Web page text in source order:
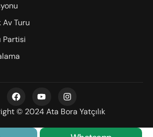
Av Turu
Partisi
© 2024 Ata Bora Yatçılık